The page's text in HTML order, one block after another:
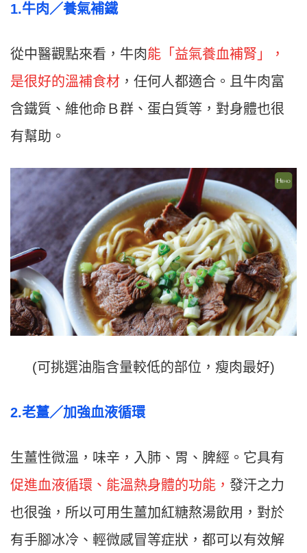
1.牛肉／養氣補鐵
從中醫觀點來看，牛肉能「益氣養血補腎」，
是很好的溫補食材 ，任何人都適合。且牛肉富
含鐵質、維他命Ｂ群、蛋白質等，對身體也很
有幫助。
(可挑選油脂含量較低的部位，瘦肉最好)
2.老薑／加強血液循環
生薑性微溫，味辛，入肺、胃、脾經。它具有
促進血液循環、能溫熱身體的功能， 發汗之力
也很強，所以可用生薑加紅糖熬湯飲用，對於
有手腳冰冷、輕微感冒等症狀，都可以有效解